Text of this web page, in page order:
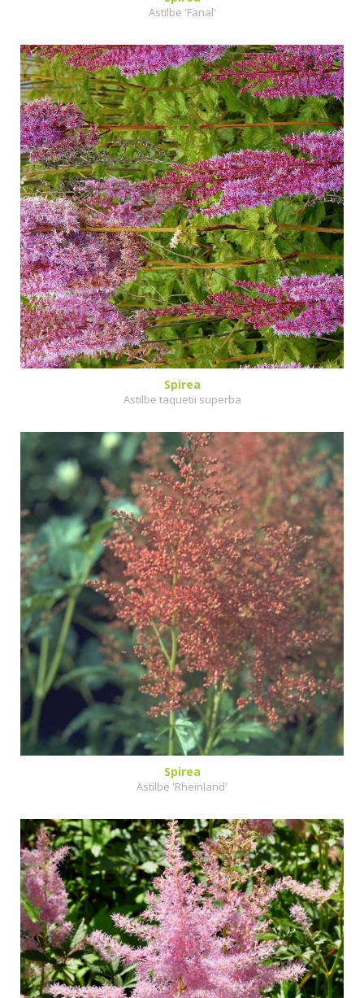
Astilbe 'Fanal'
Spirea
Astilbe taquetii superba
Spirea
Astilbe 'Rheinland'